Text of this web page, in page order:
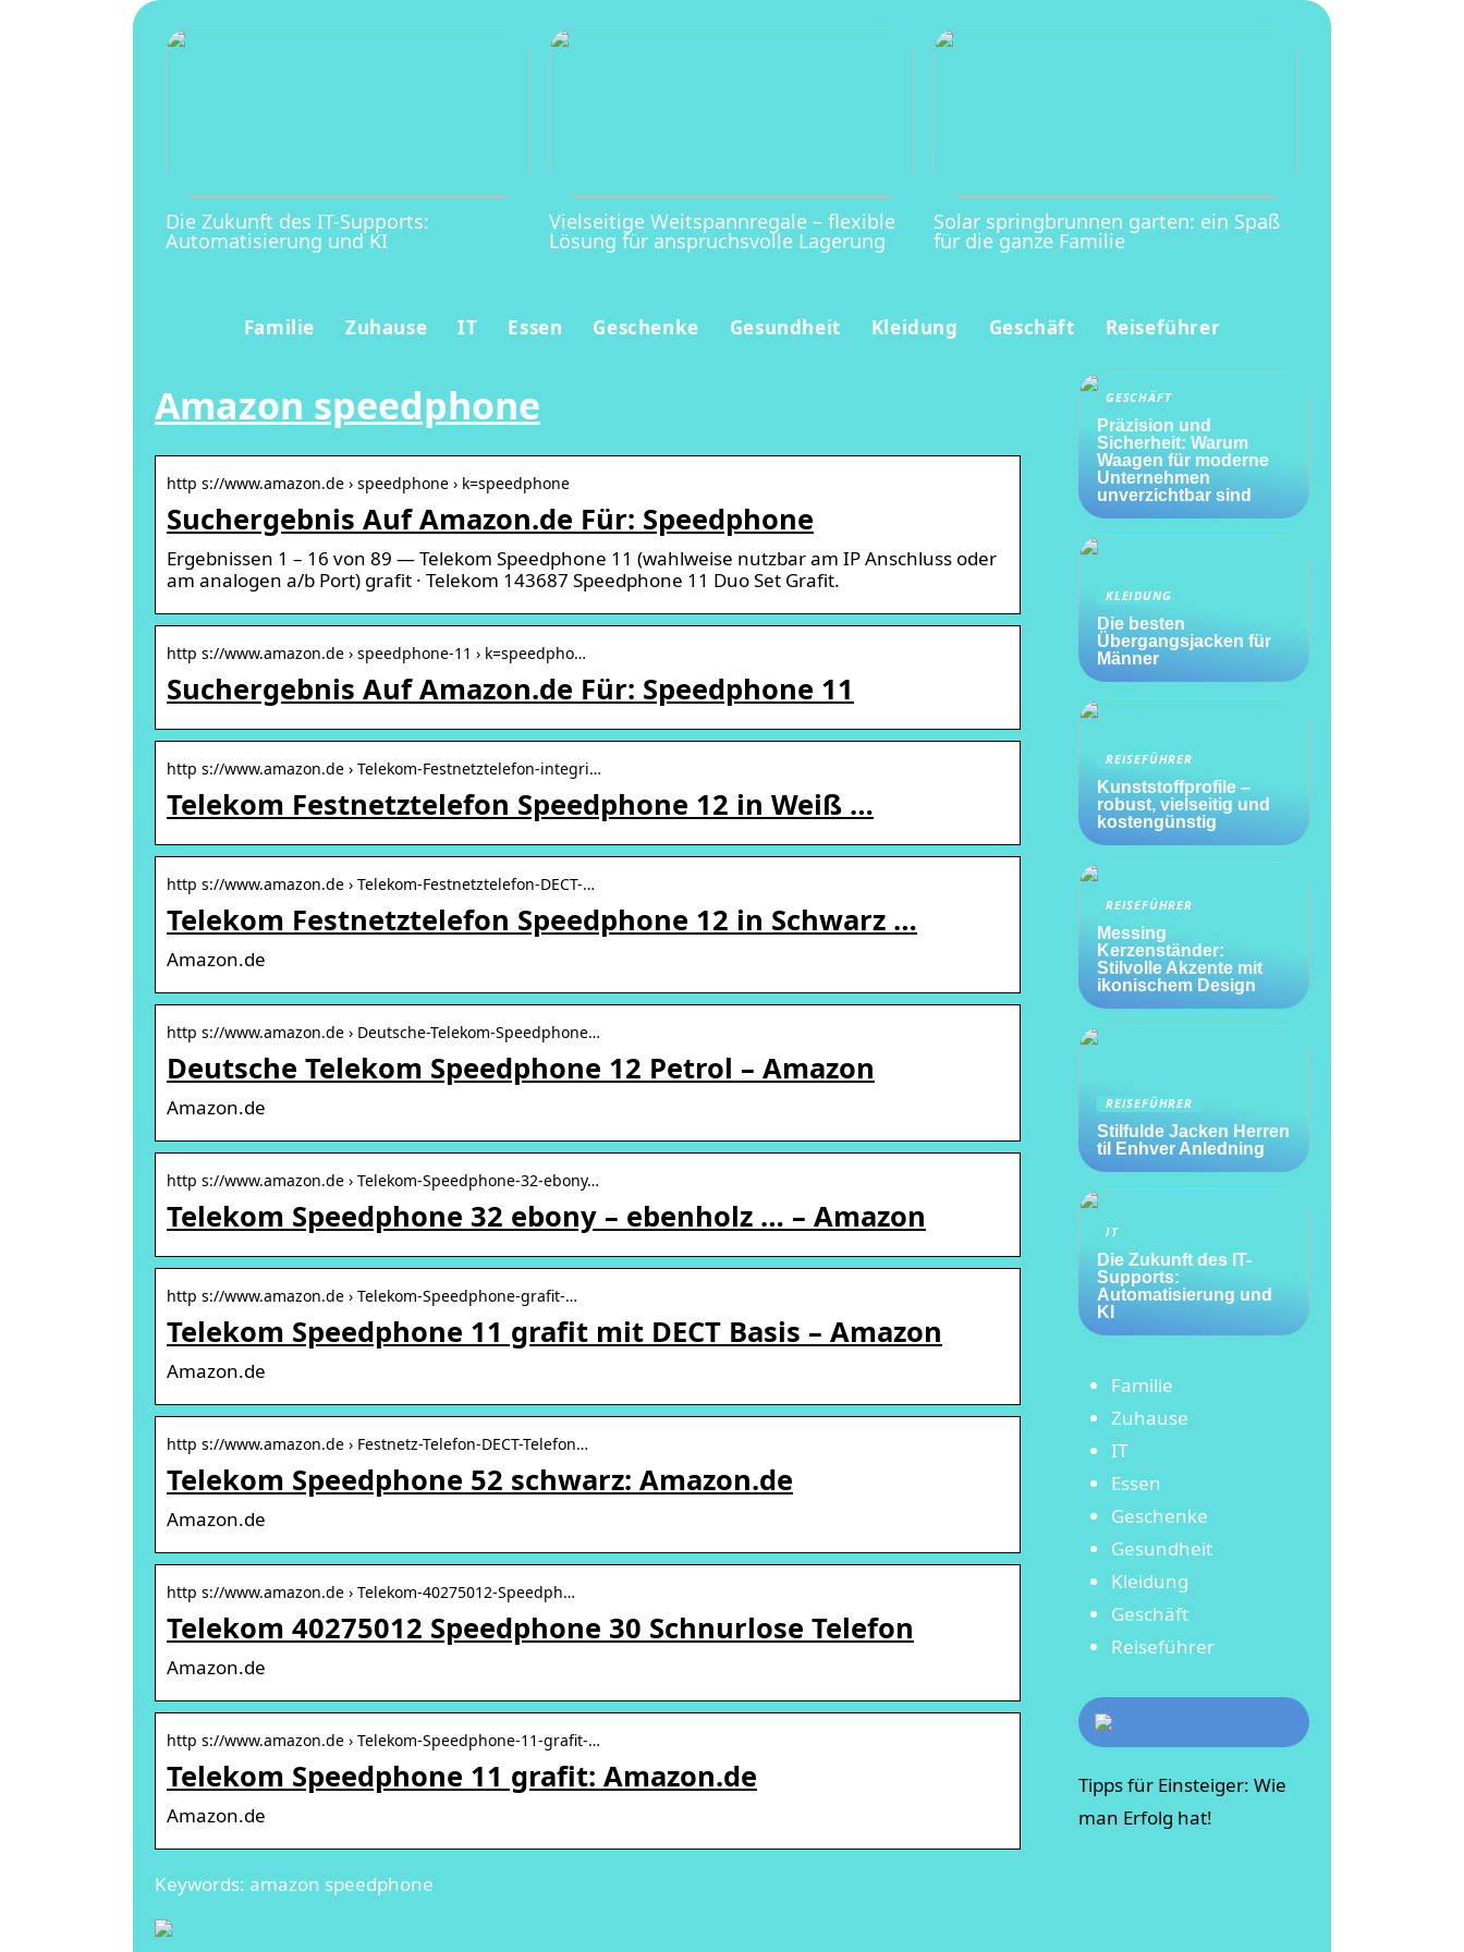
Die Zukunft des IT-Supports:
Automatisierung und KI
Vielseitige Weitspannregale – flexible
Lösung für anspruchsvolle Lagerung
Solar springbrunnen garten: ein Spaß
für die ganze Familie
Familie Zuhause IT Essen Geschenke Gesundheit Kleidung Geschäft Reiseführer
Amazon speedphone
http s://www.amazon.de › speedphone › k=speedphone
Suchergebnis Auf Amazon.de Für: Speedphone
Ergebnissen 1 – 16 von 89 — Telekom Speedphone 11 (wahlweise nutzbar am IP Anschluss oder
am analogen a/b Port) grafit · Telekom 143687 Speedphone 11 Duo Set Grafit.
http s://www.amazon.de › speedphone-11 › k=speedpho…
Suchergebnis Auf Amazon.de Für: Speedphone 11
http s://www.amazon.de › Telekom-Festnetztelefon-integri…
Telekom Festnetztelefon Speedphone 12 in Weiß …
http s://www.amazon.de › Telekom-Festnetztelefon-DECT-…
Telekom Festnetztelefon Speedphone 12 in Schwarz …
Amazon.de
http s://www.amazon.de › Deutsche-Telekom-Speedphone…
Deutsche Telekom Speedphone 12 Petrol – Amazon
Amazon.de
http s://www.amazon.de › Telekom-Speedphone-32-ebony…
Telekom Speedphone 32 ebony – ebenholz … – Amazon
http s://www.amazon.de › Telekom-Speedphone-grafit-…
Telekom Speedphone 11 grafit mit DECT Basis – Amazon
Amazon.de
http s://www.amazon.de › Festnetz-Telefon-DECT-Telefon…
Telekom Speedphone 52 schwarz: Amazon.de
Amazon.de
http s://www.amazon.de › Telekom-40275012-Speedph…
Telekom 40275012 Speedphone 30 Schnurlose Telefon
Amazon.de
http s://www.amazon.de › Telekom-Speedphone-11-grafit-…
Telekom Speedphone 11 grafit: Amazon.de
Amazon.de
Keywords: amazon speedphone
GESCHÄFT
Präzision und
Sicherheit: Warum
Waagen für moderne
Unternehmen
unverzichtbar sind
KLEIDUNG
Die besten
Übergangsjacken für
Männer
REISEFÜHRER
Kunststoffprofile –
robust, vielseitig und
kostengünstig
REISEFÜHRER
Messing
Kerzenständer:
Stilvolle Akzente mit
ikonischem Design
REISEFÜHRER
Stilfulde Jacken Herren
til Enhver Anledning
IT
Die Zukunft des IT-
Supports:
Automatisierung und
KI
Familie
Zuhause
IT
Essen
Geschenke
Gesundheit
Kleidung
Geschäft
Reiseführer
Tipps für Einsteiger: Wie
man Erfolg hat!